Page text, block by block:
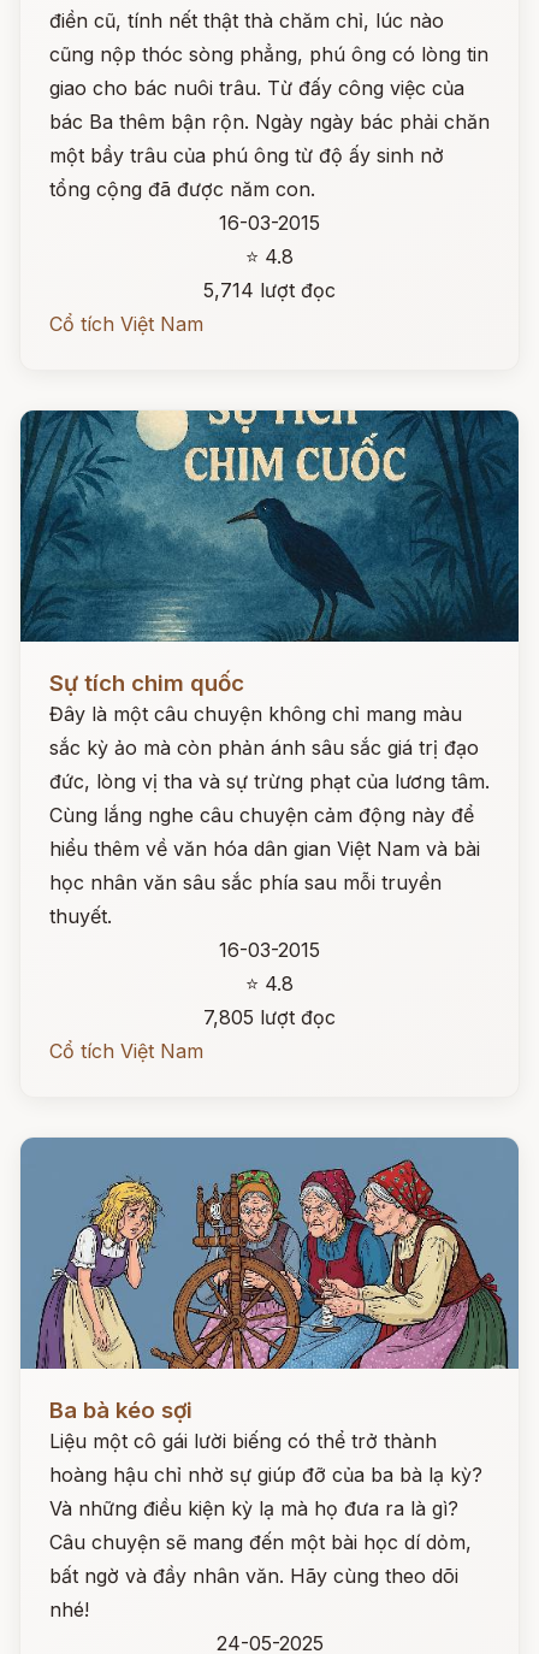
điền cũ, tính nết thật thà chăm chỉ, lúc nào
cũng nộp thóc sòng phẳng, phú ông có lòng tin
giao cho bác nuôi trâu. Từ đấy công việc của
bác Ba thêm bận rộn. Ngày ngày bác phải chăn
một bầy trâu của phú ông từ độ ấy sinh nở
tổng cộng đã được năm con.
16-03-2015
⭐ 4.8
5,714 lượt đọc
Cổ tích Việt Nam
Sự tích chim quốc
Đây là một câu chuyện không chỉ mang màu
sắc kỳ ảo mà còn phản ánh sâu sắc giá trị đạo
đức, lòng vị tha và sự trừng phạt của lương tâm.
Cùng lắng nghe câu chuyện cảm động này để
hiểu thêm về văn hóa dân gian Việt Nam và bài
học nhân văn sâu sắc phía sau mỗi truyền
thuyết.
16-03-2015
⭐ 4.8
7,805 lượt đọc
Cổ tích Việt Nam
Ba bà kéo sợi
Liệu một cô gái lười biếng có thể trở thành
hoàng hậu chỉ nhờ sự giúp đỡ của ba bà lạ kỳ?
Và những điều kiện kỳ lạ mà họ đưa ra là gì?
Câu chuyện sẽ mang đến một bài học dí dỏm,
bất ngờ và đầy nhân văn. Hãy cùng theo dõi
nhé!
24-05-2025